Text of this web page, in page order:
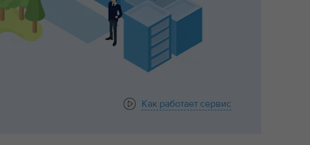
Как работает сервис